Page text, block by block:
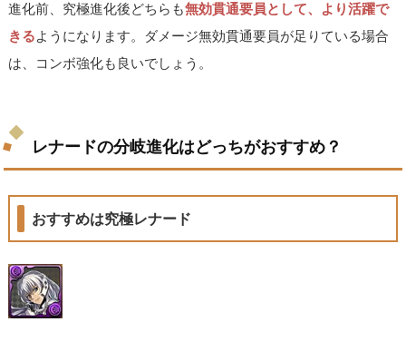
進化前、究極進化後どちらも無効貫通要員として、より活躍で
きるようになります。ダメージ無効貫通要員が足りている場合
は、コンボ強化も良いでしょう。
レナードの分岐進化はどっちがおすすめ？
おすすめは究極レナード